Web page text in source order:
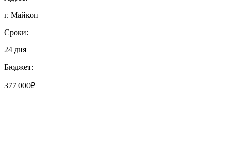
г. Майкоп
Сроки:
24 дня
Бюджет:
377 000₽